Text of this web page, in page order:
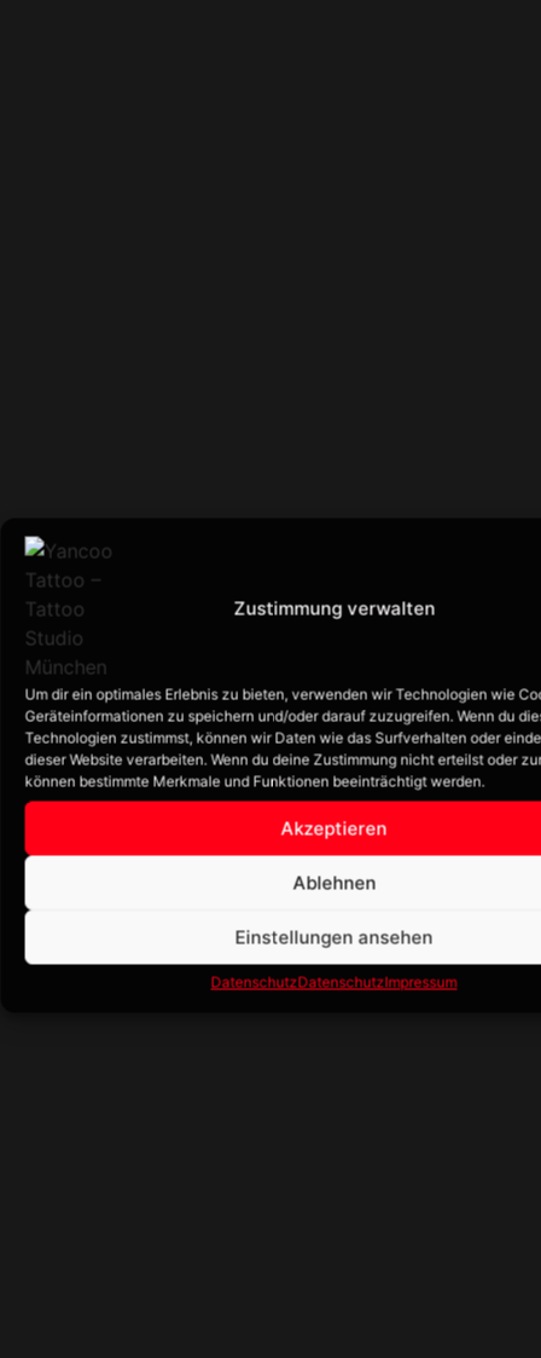
Zustimmung verwalten
Um dir ein optimales Erlebnis zu bieten, verwenden wir Technologien wie
Geräteinformationen zu speichern und/oder darauf zuzugreifen. Wenn du
Technologien zustimmst, können wir Daten wie das Surfverhalten oder
dieser Website verarbeiten. Wenn du deine Zustimmung nicht erteilst oder
können bestimmte Merkmale und Funktionen beeinträchtigt werden.
Akzeptieren
Ablehnen
Einstellungen ansehen
DatenschutzDatenschutzImpressum